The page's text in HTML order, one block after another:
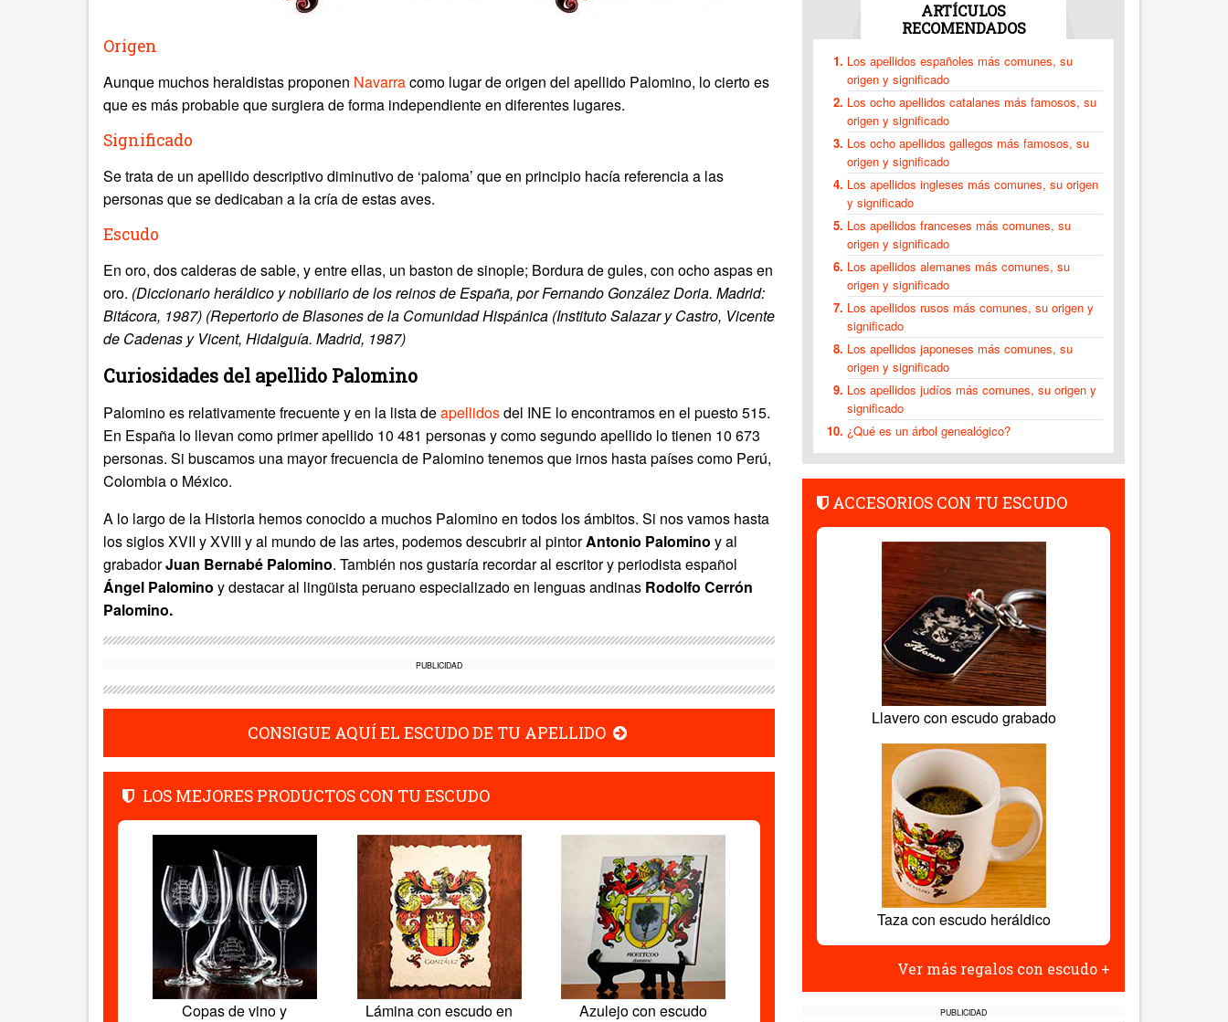
Origen
Aunque muchos heraldistas proponen Navarracomo lugar de origen del apellido Palomino, lo cierto es
que es más probable que surgiera de forma independiente en diferentes lugares.
Significado
Se trata de un apellido descriptivo diminutivo de ‘paloma’ que en principio hacía referencia a las
personas que se dedicaban a la cría de estas aves.
Escudo
En oro, dos calderas de sable, y entre ellas, un baston de sinople; Bordura de gules, con ocho aspas en
oro. (Diccionario heráldico y nobiliario de los reinos de España, por Fernando González Doria. Madrid:
Bitácora, 1987) (Repertorio de Blasones de la Comunidad Hispánica (Instituto Salazar y Castro, Vicente
de Cadenas y Vicent, Hidalguía. Madrid, 1987)
Curiosidades del apellido Palomino
Palomino es relativamente frecuente y en la lista deapellidosdel INE lo encontramos en el puesto 515.
En España lo llevan como primer apellido 10 481 personas y como segundo apellido lo tienen 10 673
personas. Si buscamos una mayor frecuencia de Palomino tenemos que irnos hasta países como Perú,
Colombia o México.
A lo largo de la Historia hemos conocido a muchos Palomino en todos los ámbitos. Si nos vamos hasta
los siglos XVII y XVIII y al mundo de las artes, podemos descubrir al pintorAntonio Palomino y al
grabadorJuan Bernabé Palomino. También nos gustaría recordar al escritor y periodista español
Ángel Palomino y destacar al lingüista peruano especializado en lenguas andinas Rodolfo Cerrón
Palomino.
PUBLICIDAD
CONSIGUE AQUÍ EL ESCUDO DE TU APELLIDO
LOS MEJORES PRODUCTOS CON TU ESCUDO
Copas de vino y
Lámina con escudo en
Azulejo con escudo
ARTÍCULOS
RECOMENDADOS
Los apellidos españoles más comunes, su
origen y significado
Los ocho apellidos catalanes más famosos, su
origen y significado
Los ocho apellidos gallegos más famosos, su
origen y significado
Los apellidos ingleses más comunes, su origen
y significado
Los apellidos franceses más comunes, su
origen y significado
Los apellidos alemanes más comunes, su
origen y significado
Los apellidos rusos más comunes, su origen y
significado
Los apellidos japoneses más comunes, su
origen y significado
Los apellidos judíos más comunes, su origen y
significado
¿Qué es un árbol genealógico?
ACCESORIOS CON TU ESCUDO
Llavero con escudo grabado
Taza con escudo heráldico
Ver más regalos con escudo +
PUBLICIDAD